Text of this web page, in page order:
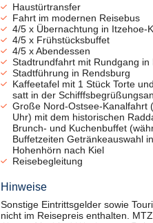
Haustürtransfer
Fahrt im modernen Reisebus
4/5 x Übernachtung in Itzehoe-
4/5 x Frühstücksbuffet
4/5 x Abendessen
Stadtrundfahrt mit Rundgang in
Stadtführung in Rendsburg
Kaffeetafel mit 1 Stück Torte
satt in der
Große Nord-Ostsee-Kanalfahrt
Uhr) mit dem historischen
Brunch- und Kuchenbuffet
Buffetzeiten Getränkeauswahl
Hohenhörn nach Kiel
Reisebegleitung
Hinweise
Sonstige Eintrittsgelder sowie
nicht im Reisepreis enthalten.